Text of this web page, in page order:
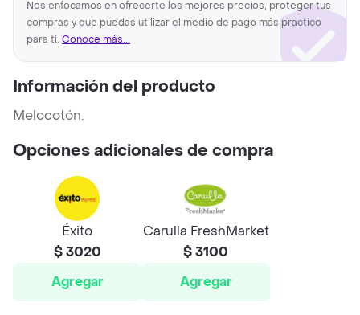
Nos enfocamos en ofrecerte los mejores precios, proteger tus
compras y que puedas utilizar el medio de pago más practico
para ti. Conoce más...
Información del producto
Melocotón.
Opciones adicionales de compra
Éxito
$ 3020
Agregar
Carulla FreshMarket
$ 3100
Agregar